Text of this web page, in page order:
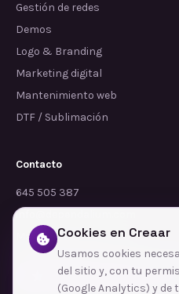
Gestión de redes
Demos
Logo & Branding
Marketing digital
Mantenimiento web
DTF / Sublimación
Contacto
645 505 387
info@dependalium.com
Mataró (Barcelona)
Déjanos tu reseña en
Cookies en Creaar
Usamos cookies
del sitio y, con tu
(Google Analytics) y de